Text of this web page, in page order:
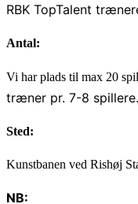
RBK TopTalent
Antal:
Vi har plads til max 20
træner pr. 7-8
Sted:
Kunstbanen ved Rishøj
NB: